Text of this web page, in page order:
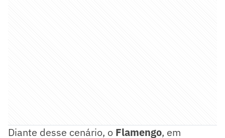
Diante desse cenário, o Flamengo, em